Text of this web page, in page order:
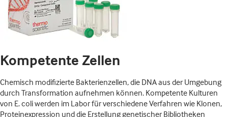
Kompetente Zellen
Chemisch modifizierte Bakterienzellen, die DNA aus der Umgebung
durch Transformation aufnehmen können. Kompetente Kulturen
von E. coli werden im Labor für verschiedene Verfahren wie Klonen,
Proteinexpression und die Erstellung genetischer Bibliotheken